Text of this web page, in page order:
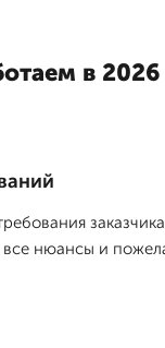
в 2026
все нюансы и